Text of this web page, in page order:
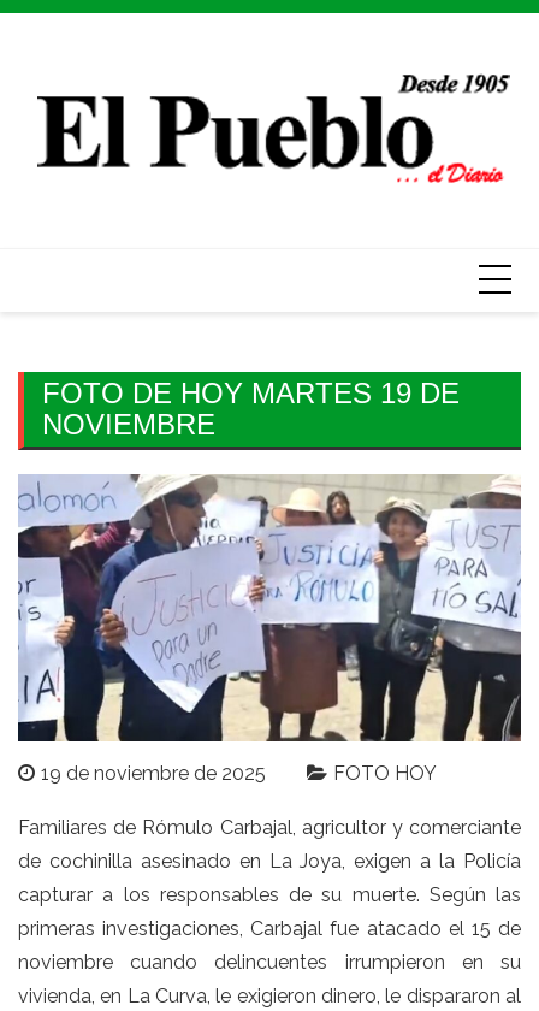
Skip
FOTO DE HOY MARTES 19 DE
NOVIEMBRE
19 de noviembre de 2025 FOTO HOY
Familiares de Rómulo Carbajal, agricultor y comerciante
de cochinilla asesinado en La Joya, exigen a la Policía
capturar a los responsables de su muerte. Según las
primeras investigaciones, Carbajal fue atacado el 15 de
noviembre cuando delincuentes irrumpieron en su
vivienda, en La Curva, le exigieron dinero, le dispararon al